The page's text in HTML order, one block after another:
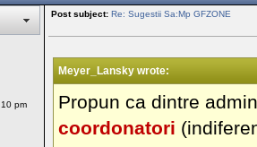
Post subject: Re: Sugestii Sa:Mp GFZONE
pm
Meyer_Lansky wrote:
Propun ca dintre
coordonatori